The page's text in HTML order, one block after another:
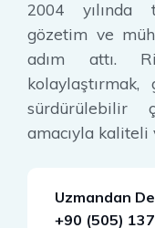
2004 yılında
gözetim ve
adım attı.
sürdürülebilir
amacıyla
Uzmandan
+90 (505)